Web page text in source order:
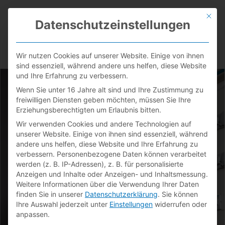
Mit
Datenschutzeinstellungen
Wir nutzen Cookies auf unserer Website. Einige von ihnen
sind essenziell, während andere uns helfen, diese Website
und Ihre Erfahrung zu verbessern.
Wenn Sie unter 16 Jahre alt sind und Ihre Zustimmung zu
freiwilligen Diensten geben möchten, müssen Sie Ihre
Erziehungsberechtigten um Erlaubnis bitten.
Wir verwenden Cookies und andere Technologien auf
unserer Website. Einige von ihnen sind essenziell, während
andere uns helfen, diese Website und Ihre Erfahrung zu
verbessern. Personenbezogene Daten können verarbeitet
werden (z. B. IP-Adressen), z. B. für personalisierte
Anzeigen und Inhalte oder Anzeigen- und Inhaltsmessung.
Weitere Informationen über die Verwendung Ihrer Daten
finden Sie in unserer Datenschutzerklärung. Sie können
Ihre Auswahl jederzeit unter Einstellungen widerrufen oder
anpassen.